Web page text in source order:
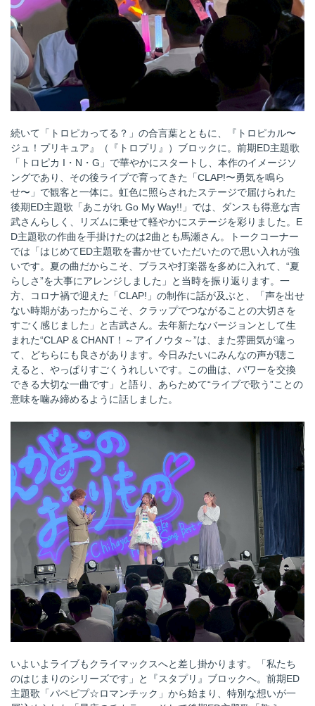
続いて「トロピカってる？」の合言葉とともに、『トロピカル〜
ジュ！プリキュア』（『トロプリ』）ブロックに。前期ED主題歌
「トロピカ I・N・G」で華やかにスタートし、本作のイメージソ
ングであり、その後ライブで育ってきた「CLAP!〜勇気を鳴ら
せ〜」で観客と一体に。虹色に照らされたステージで届けられた
後期ED主題歌「あこがれ Go My Way!!」では、ダンスも得意な吉
武さんらしく、リズムに乗せて軽やかにステージを彩りました。E
D主題歌の作曲を手掛けたのは2曲とも馬瀬さん。トークコーナー
では「はじめてED主題歌を書かせていただいたので思い入れが強
いです。夏の曲だからこそ、ブラスや打楽器を多めに入れて、“夏
らしさ”を大事にアレンジしました」と当時を振り返ります。一
方、コロナ禍で迎えた「CLAP!」の制作に話が及ぶと、「声を出せ
ない時期があったからこそ、クラップでつながることの大切さを
すごく感じました」と吉武さん。去年新たなバージョンとして生
まれた“CLAP & CHANT！～アイノウタ～”は、また雰囲気が違っ
て、どちらにも良さがあります。今日みたいにみんなの声が聴こ
えると、やっぱりすごくうれしいです。この曲は、パワーを交換
できる大切な一曲です」と語り、あらためて“ライブで歌う”ことの
意味を噛み締めるように話しました。
いよいよライブもクライマックスへと差し掛かります。「私たち
のはじまりのシリーズです」と『スタプリ』ブロックへ。前期ED
主題歌「パペピプ☆ロマンチック」から始まり、特別な想いが一